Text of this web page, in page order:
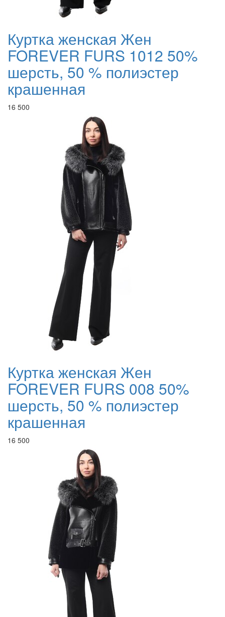
Куртка женская Жен
FOREVER FURS 1012 50%
шерсть, 50 % полиэстер
крашенная
16 500
Куртка женская Жен
FOREVER FURS 008 50%
шерсть, 50 % полиэстер
крашенная
16 500